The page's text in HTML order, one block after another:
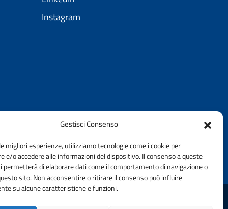
Gestisci Consenso
migliori esperienze, utilizziamo tecnologie come i cookie per
e/o accedere alle informazioni del dispositivo. Il consenso a queste
permetterà di elaborare dati come il comportamento di navigazione o
sito. Non acconsentire o ritirare il consenso può influire
su alcune caratteristiche e funzioni.
Instagram
PROVINCIA DI GROSSETO | FONDAZIONE CNI